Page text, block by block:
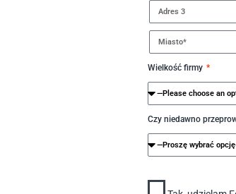
Wielkość firmy
Czy niedawno